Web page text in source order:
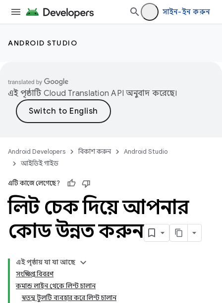
সাইন-ইন করুন
ANDROID STUDIO
এই পৃষ্ঠাটি Cloud Translation API অনুবাদ করেছে।
Android Developers বিকাশ করুন
Android Studio
আইডিই গাইড
এটি কাজে লেগেছে?
লিন্ট চেক দিয়ে আপনার
কোড উন্নত করুন
এই পৃষ্ঠায় যা যা আছে
সংক্ষিপ্ত বিবরণ
কমান্ড লাইন থেকে লিন্ট চালান
স্বতন্ত্র টুলটি ব্যবহার করে লিন্ট চালান